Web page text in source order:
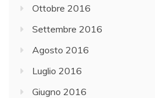
Ottobre 2016
Settembre 2016
Agosto 2016
Luglio 2016
Giugno 2016